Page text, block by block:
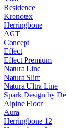
Residence
Kronotex
Herringbone
AGT
Concept
Effect
Effect Premium
Natura Line
Natura Slim
Natura Ultra Line
Spark Design by
Alpine Floor
Aura
Herringbone 12